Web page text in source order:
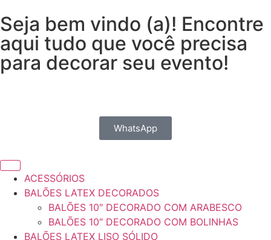
Seja bem vindo (a)! Encontre
aqui tudo que você precisa
para decorar seu evento!
WhatsApp
ACESSÓRIOS
BALÕES LATEX DECORADOS
BALÕES 10″ DECORADO COM ARABESCO
BALÕES 10″ DECORADO COM BOLINHAS
BALÕES LATEX LISO SÓLIDO